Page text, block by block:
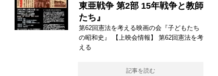
東亜戦争 第2部 15年戦争と教師
たち』
第62回憲法を考える映画の会『子どもたち
の昭和史』 【上映会情報】 第62回憲法を考
える
記事を読む